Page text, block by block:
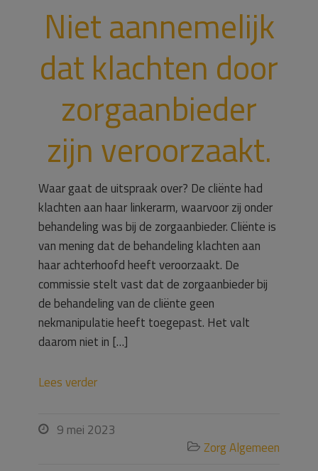
Niet aannemelijk
dat klachten door
zorgaanbieder
zijn veroorzaakt.
Waar gaat de uitspraak over? De cliënte had
klachten aan haar linkerarm, waarvoor zij onder
behandeling was bij de zorgaanbieder. Cliënte is
van mening dat de behandeling klachten aan
haar achterhoofd heeft veroorzaakt. De
commissie stelt vast dat de zorgaanbieder bij
de behandeling van de cliënte geen
nekmanipulatie heeft toegepast. Het valt
daarom niet in […]
Lees verder
 9 mei 2023
 Zorg Algemeen